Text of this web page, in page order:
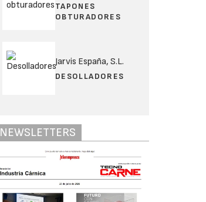
TAPONES
OBTURADORES
Jarvis España, S.L.
DESOLLADORES
NEWSLETTERS